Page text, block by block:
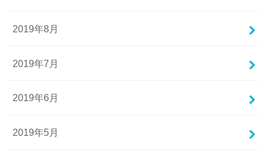
2019年8月
2019年7月
2019年6月
2019年5月